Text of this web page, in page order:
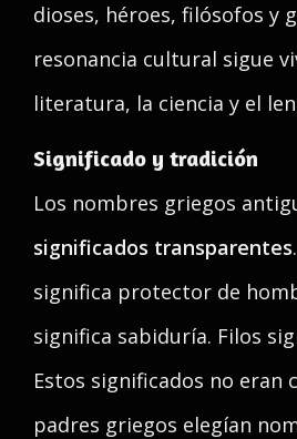
dioses, héroes, filósofos y
resonancia cultural sigue
literatura, la ciencia y el
Significado y tradición
Los nombres griegos
significados transparentes
significa protector de
significa sabiduría. Filos
Estos significados no eran
padres griegos elegían